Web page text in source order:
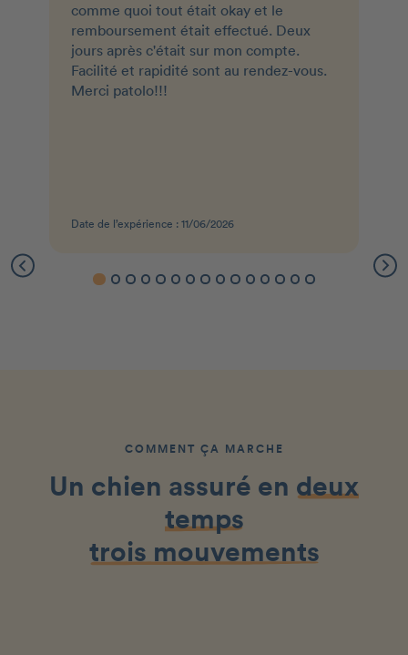
comme quoi tout était okay et le
remboursement était effectué. Deux
jours après c'était sur mon compte.
Facilité et rapidité sont au rendez-vous.
Merci patolo!!!
Date de l’expérience : 11/06/2026
COMMENT ÇA MARCHE
Un chien assuré en deux
temps
trois mouvements